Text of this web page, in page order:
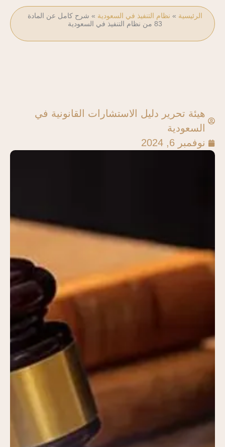
الرئيسية » نظام التنفيذ في السعودية » شرح كامل عن المادة
83 من نظام التنفيذ في السعودية
هيئة تحرير دليل الاستشارات القانونية في
السعودية
نوفمبر 6, 2024